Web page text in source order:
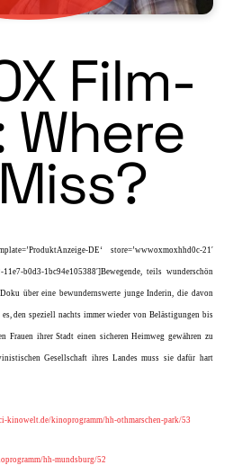
Film-
Where
DE‘ store=’wwwoxmoxhhd0c-21′
b0d3-1bc94e105388′]Bewegende, teils wunderschön
über eine bewunderns­werte junge Inderin, die davon
den speziell nachts immer wieder von Belästigungen bis
Frauen ihrer Stadt einen sich­eren Heimweg gewähren zu
Gesellschaft ihres Landes muss sie dafür hart
kinowelt.de/kinoprogramm/hh-othmarschen-park/53
hh-mundsburg/52